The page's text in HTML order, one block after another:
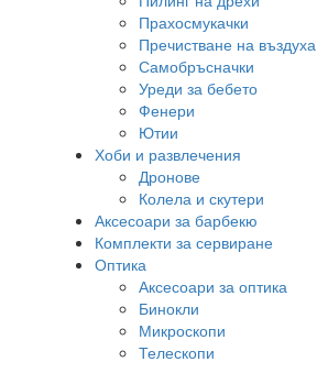
Прахосмукачки
Пречистване на въздуха
Самобръсначки
Уреди за бебето
Фенери
Ютии
Хоби и развлечения
Дронове
Колела и скутери
Аксесоари за барбекю
Комплекти за сервиране
Оптика
Аксесоари за оптика
Бинокли
Микроскопи
Телескопи